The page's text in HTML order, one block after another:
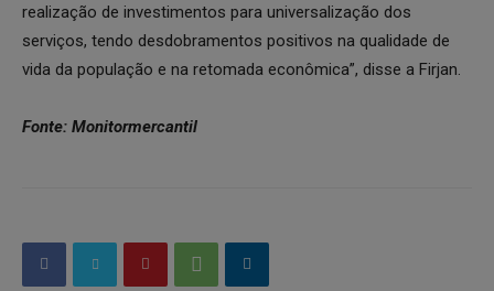
realização de investimentos para universalização dos
serviços, tendo desdobramentos positivos na qualidade de
vida da população e na retomada econômica”, disse a Firjan.
Fonte: Monitormercantil